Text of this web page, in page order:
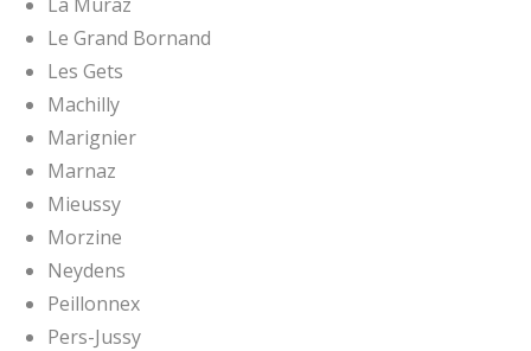
Le Grand Bornand
Les Gets
Machilly
Marignier
Marnaz
Mieussy
Morzine
Neydens
Peillonnex
Pers-Jussy